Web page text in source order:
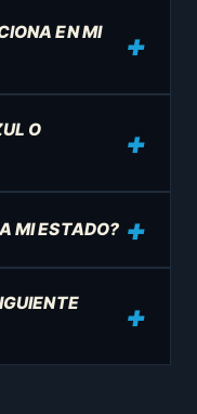
EN MI
O
MI ESTADO?